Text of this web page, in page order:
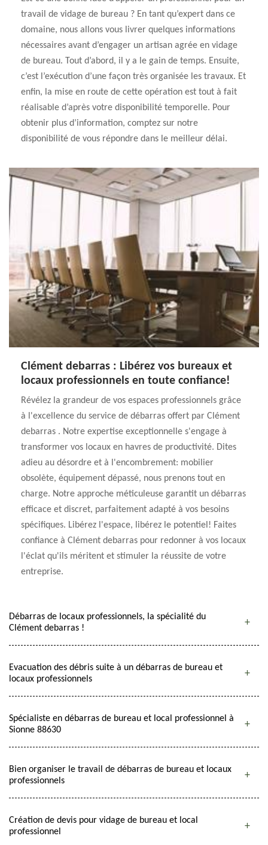
travail de vidage de bureau ? En tant qu’expert dans ce
domaine, nous allons vous livrer quelques informations
nécessaires avant d’engager un artisan agrée en vidage
de bureau. Tout d’abord, il y a le gain de temps. Ensuite,
c’est l’exécution d’une façon très organisée les travaux. Et
enfin, la mise en route de cette opération est tout à fait
réalisable d’après votre disponibilité temporelle. Pour
obtenir plus d’information, comptez sur notre
disponibilité de vous répondre dans le meilleur délai.
Clément debarras : Libérez vos bureaux et
locaux professionnels en toute confiance!
Révélez la grandeur de vos espaces professionnels grâce
à l'excellence du service de débarras offert par Clément
debarras . Notre expertise exceptionnelle s'engage à
transformer vos locaux en havres de productivité. Dites
adieu au désordre et à l'encombrement: mobilier
obsolète, équipement dépassé, nous prenons tout en
charge. Notre approche méticuleuse garantit un débarras
efficace et discret, parfaitement adapté à vos besoins
spécifiques. Libérez l'espace, libérez le potentiel! Faites
confiance à Clément debarras pour redonner à vos locaux
l'éclat qu'ils méritent et stimuler la réussite de votre
entreprise.
Débarras de locaux professionnels, la spécialité du
Clément debarras !
Evacuation des débris suite à un débarras de bureau et
locaux professionnels
Spécialiste en débarras de bureau et local professionnel à
Sionne 88630
Bien organiser le travail de débarras de bureau et locaux
professionnels
Création de devis pour vidage de bureau et local
professionnel